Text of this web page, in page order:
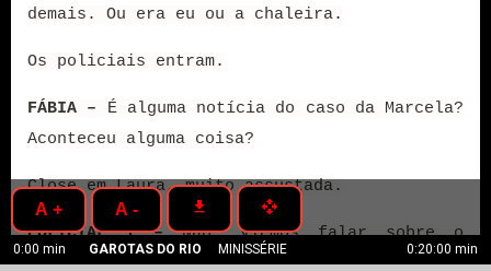
0:00 min GAROTAS DO RIO MINISSÉRIE 0:20:00 min
A + A - get_app open_with
demais. Ou era eu ou a chaleira.
Os policiais entram.
FÁBIA – É alguma notícia do caso da Marcela?
Aconteceu alguma coisa?
Close em Laura, muito assustada.
POLICIAL 1 –Não. Viemos falar sobre o
incêndio do jornal em que a senhorita